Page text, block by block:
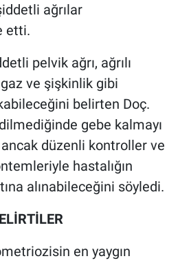
ağrılar
etti.
pelvik ağrı, ağrılı
ve şişkinlik gibi
belirten Doç.
gebe kalmayı
düzenli kontroller ve
hastalığın
alınabileceğini söyledi.
en yaygın